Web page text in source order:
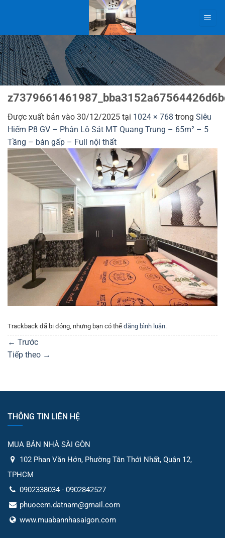
dung
Được xuất bản vào 30/12/2025 tại 1024 × 768 trong Siêu
Hiếm P8 GV – Phân Lô Sát MT Quang Trung – 65m² – 5
Tầng – bán gấp – Full nội thất
Trackback đã bị đóng, nhưng bạn có thể đăng bình luận.
← Trước
Tiếp theo →
THÔNG TIN LIÊN HỆ
MUA BÁN NHÀ SÀI GÒN
102 Phan Văn Hớn, Phường Tân Thới Nhất, Quận 12,
TPHCM
0902338034 - 0902842527
phuocem.datnam@gmail.com
www.muabannhasaigon.com